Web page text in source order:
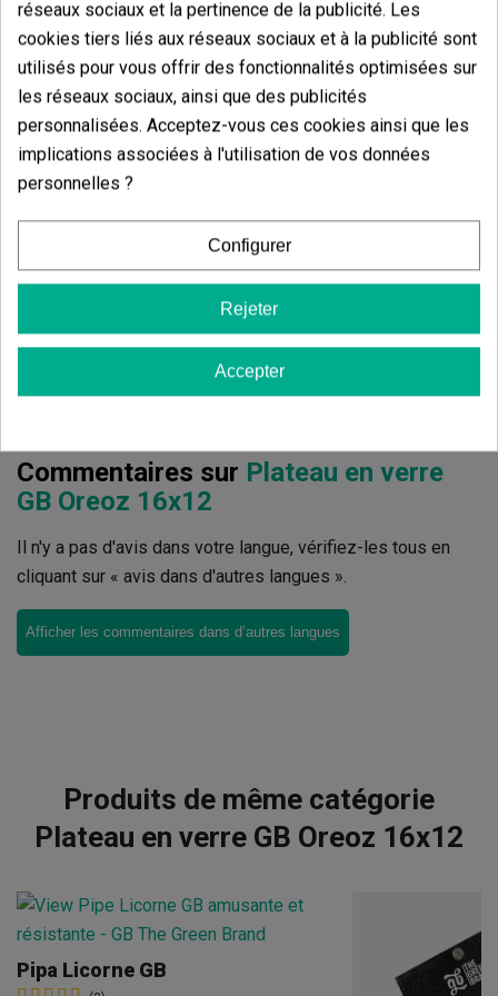
Avis des clients
5 étoiles
100.00%
4 étoiles
3 étoiles
0.00%
2 étoiles
0.00%
Écrivez votre commentaire
Commentaires sur Plateau en verre
GB Oreoz 16x12
Il n'y a pas d'avis dans votre langue, vérifiez-les tous en
cliquant sur « avis dans d'autres langues ».
Afficher les commentaires dans d’autres langues
Produits de même catégorie
Plateau en verre GB Oreoz 16x12
Pipa Licorne GB
réseaux sociaux et la pertinence de la publicité. Les
cookies tiers liés aux réseaux sociaux et à la publicité sont
utilisés pour vous offrir des fonctionnalités optimisées sur
les réseaux sociaux, ainsi que des publicités
personnalisées. Acceptez-vous ces cookies ainsi que les
implications associées à l'utilisation de vos données
personnelles ?
Configurer
Rejeter
Accepter